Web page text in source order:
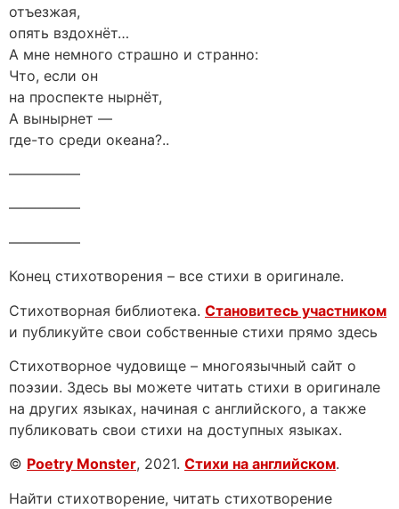
отъезжая,
опять вздохнёт…
А мне немного страшно и странно:
Что, если он
на проспекте нырнёт,
А вынырнет —
где-то среди океана?..
—————
—————
—————
Конец стихотворения – все стихи в оригинале.
Стихотворная библиотека. Становитесь участником
и публикуйте свои собственные стихи прямо здесь
Стихотворное чудовище – многоязычный сайт о
поэзии. Здесь вы можете читать стихи в оригинале
на других языках, начиная с английского, а также
публиковать свои стихи на доступных языках.
© Poetry Monster, 2021. Стихи на английском.
Найти стихотворение, читать стихотворение